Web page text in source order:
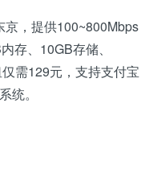
，提供100~800Mbps
存、10GB存储、
需129元，支持支付宝
统。